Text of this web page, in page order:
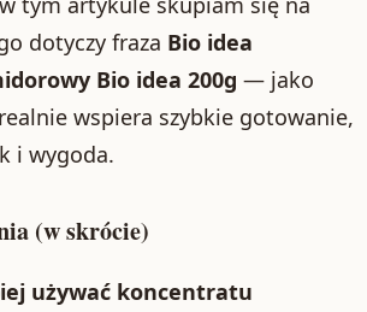
dotyczy fraza Bio idea
Bio idea 200g — jako
wspiera szybkie gotowanie,
i wygoda.
(w skrócie)
używać koncentratu